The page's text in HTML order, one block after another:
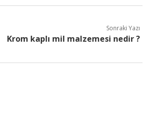
Sonraki Yazı
Krom kaplı mil malzemesi nedir ?